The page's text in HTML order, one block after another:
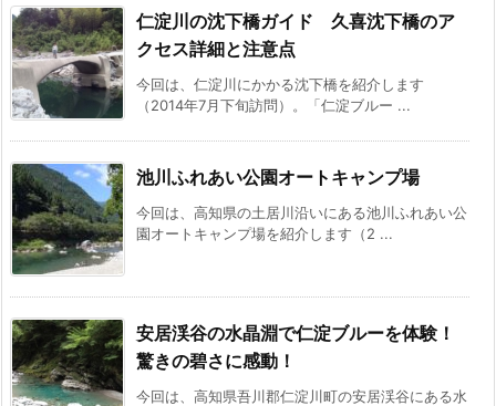
仁淀川の沈下橋ガイド 久喜沈下橋のア
クセス詳細と注意点
今回は、仁淀川にかかる沈下橋を紹介します
（2014年7月下旬訪問）。「仁淀ブルー ...
池川ふれあい公園オートキャンプ場
今回は、高知県の土居川沿いにある池川ふれあい公
園オートキャンプ場を紹介します（2 ...
安居渓谷の水晶淵で仁淀ブルーを体験！
驚きの碧さに感動！
今回は、高知県吾川郡仁淀川町の安居渓谷にある水